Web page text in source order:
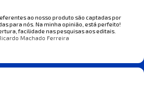
ao nosso produto são captadas por
para nós. Na minha opinião, está perfeito!
facilidade nas pesquisas aos editais.
Machado Ferreira